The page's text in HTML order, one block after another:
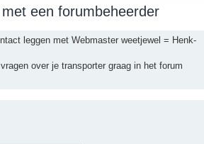
een forumbeheerder
leggen met Webmaster weetjewel = Henk-
over je transporter graag in het forum